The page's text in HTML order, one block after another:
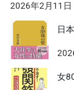
2026年2月11日
日
女